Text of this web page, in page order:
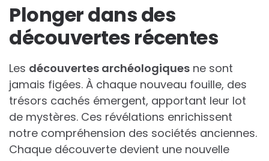
Plonger dans des
découvertes récentes
Les découvertes archéologiques ne sont
jamais figées. À chaque nouveau fouille, des
trésors cachés émergent, apportant leur lot
de mystères. Ces révélations enrichissent
notre compréhension des sociétés anciennes.
Chaque découverte devient une nouvelle